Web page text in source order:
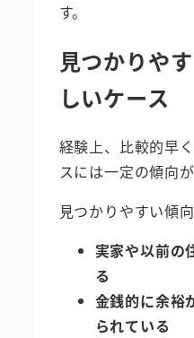
す。
見つかりや
しいケース
経験上、比較的早
スには一定の傾向が
見つかりやすい傾向
実家や以前の
る
金銭的に余裕
られている